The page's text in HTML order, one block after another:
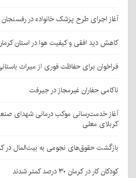
آغاز اجرای طرح پزشک خانواده در رفسنجان
کاهش دید افقی و کیفیت هوا در استان
فراخوان برای حفاظت فوری از میراث
ناکامی حفاران غیرمجاز در جیرفت
آغاز خدمت‌رسانی موکب درمانی شهدای
کربلای معلی
بازگشت حقوق‌های نجومی به بیت‌المال در
کودکان کار در کرمان ۳۰ درصد کمتر شدند